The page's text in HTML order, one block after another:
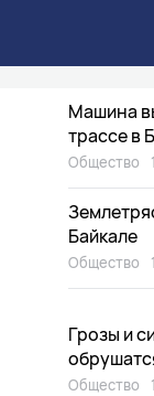
Общество
Машина
трассе в
Общество
Байкале
Общество
Грозы и
Общество